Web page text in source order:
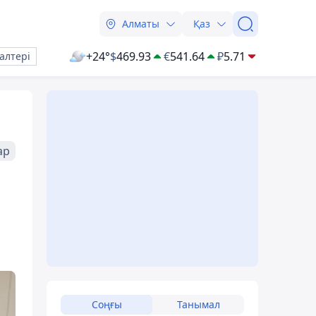
Алматы Қаз
+24°$469.93 €541.64 ₽5.71
Соңғы Танымал